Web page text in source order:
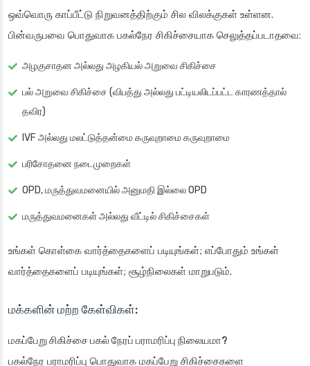
ஒவ்வொரு காப்பீட்டு நிறுவனத்திற்கும் சில விலக்குகள் உள்ளன.
பின்வருபவை பொதுவாக பகல்நேர சிகிச்சையாக செலுத்தப்படாதவை:
அழகுசாதன அல்லது அழகியல் அறுவை சிகிச்சை
பல் அறுவை சிகிச்சை (விபத்து அல்லது பட்டியலிடப்பட்ட காரணத்தால்
தவிர)
IVF அல்லது மலட்டுத்தன்மை கருவுறாமை கருவுறாமை
பரிசோதனை நடைமுறைகள்
OPD, மருத்துவமனையில் அனுமதி இல்லை OPD
மருத்துவமனைகள் அல்லது வீட்டில் சிகிச்சைகள்
உங்கள் கொள்கை வார்த்தைகளைப் படியுங்கள்; எப்போதும் உங்கள்
வார்த்தைகளைப் படியுங்கள்; சூழ்நிலைகள் மாறுபடும்.
மக்களின் மற்ற கேள்விகள்:
மகப்பேறு சிகிச்சை பகல் நேரப் பராமரிப்பு நிலையமா?
பகல்நேர பராமரிப்பு பொதுவாக மகப்பேறு சிகிச்சைகளை